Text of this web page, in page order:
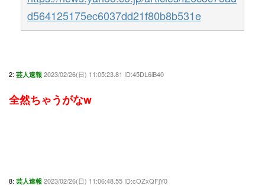
d564125175ec6037dd21f80b8b531e
2: 芸人速報 2023/02/26(日) 11:05:23.81 ID:45DL6iB40
全然ちゃうがなw
8: 芸人速報 2023/02/26(日) 11:06:48.55 ID:cOZxQFjY0